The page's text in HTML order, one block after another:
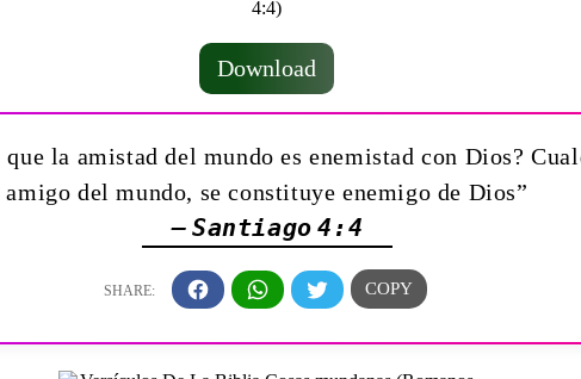
Download
la amistad del mundo es enemistad con Dios?
amigo del mundo, se constituye enemigo de Dios”
— Santiago 4:4